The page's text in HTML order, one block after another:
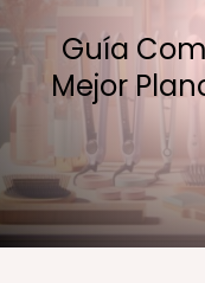
Guía
Mejor